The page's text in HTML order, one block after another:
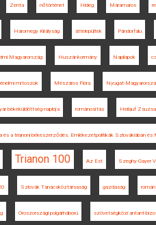
Zenta nőtörténet Hideg Máramaros
Háromegy Királyság áttelepültek Pándorfalu
Magyarország Huszár-kormány Napilapok
mítoszok Mészáros Flóra Nyugat-
békeküldöttség naplója románosítás Heilauf Zsuzsa
és a trianoni békeszerződés. Emlékezetpolitikák Szlovákiában és
Trianon 100 Az Est Szeghy-Gayer
Szlovák Tanácsköztársaság gazdaság
Oroszországi polgárháború szövetségközi antant-